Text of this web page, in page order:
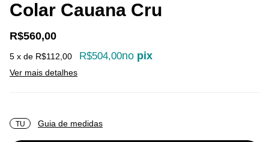
Colar Cauana Cru
R$560,00
5 x de R$112,00 R$504,00no pix
Ver mais detalhes
TU Guia de medidas